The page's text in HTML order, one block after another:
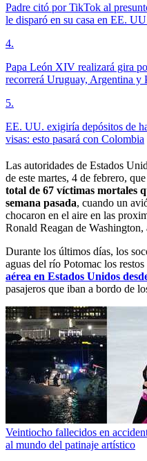
Padre citó por TikTok al
le disparó en su casa en EE.
4.
Papa León XIV realizará gira
recorrerá Uruguay, Argentina y
5.
EE. UU. exigiría depósitos de
visas: esto pasará con Colombia
Las autoridades de Estados
de este martes, 4 de febrero, que
total de 67 víctimas mortales
semana pasada, cuando un
chocaron en el aire en las
Ronald Reagan de
Durante los últimos días, los
aguas del río Potomac los
aérea en Estados Unidos
pasajeros que iban a bordo de
Veintiocho fallecidos en
al mundo del patinaje artístico